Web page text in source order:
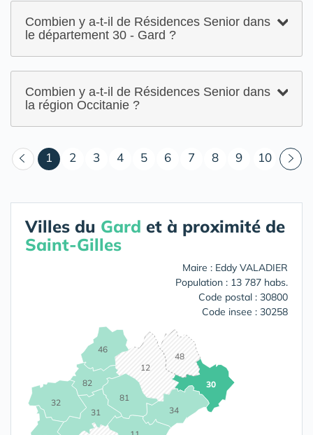
Combien y a-t-il de Résidences Senior dans
le département 30 - Gard ?
Combien y a-t-il de Résidences Senior dans
la région Occitanie ?
1 (courant)
2 3 4 5 6 7 8 9 10
Villes du Gard et à proximité de
Saint-Gilles
Maire : Eddy VALADIER
Population : 13 787 habs.
Code postal : 30800
Code insee : 30258
12
30
31
32
34
46
48
81
82